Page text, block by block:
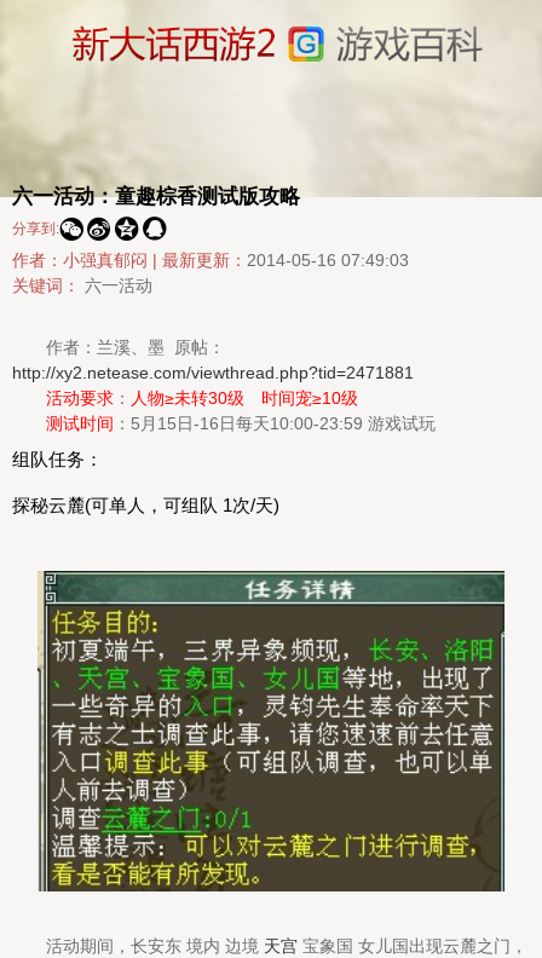
六一活动：童趣棕香测试版攻略
分享到: 
作者：小强真郁闷 | 最新更新： 2014-05-16 07:49:03
关键词： 六一活动
作者：兰溪、墨 原帖：
http://xy2.netease.com/viewthread.php?tid=2471881
活动要求 ： 人物≥未转30级 时间宠≥10级
测试时间 ：5月15日-16日每天10:00-23:59 游戏试玩
组队任务：
探秘云麓(可单人，可组队 1次/天)
活动期间，长安东 境内 边境 天宫 宝象国 女儿国出现云麓之门，